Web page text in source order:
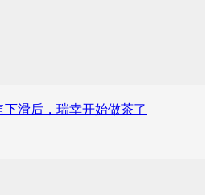
滑后，瑞幸开始做茶了